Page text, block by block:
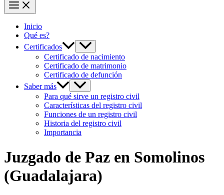
Inicio
Qué es?
Certificados
Certificado de nacimiento
Certificado de matrimonio
Certificado de defunción
Saber más
Para qué sirve un registro civil
Características del registro civil
Funciones de un registro civil
Historia del registro civil
Importancia
Juzgado de Paz en Somolinos
(Guadalajara)